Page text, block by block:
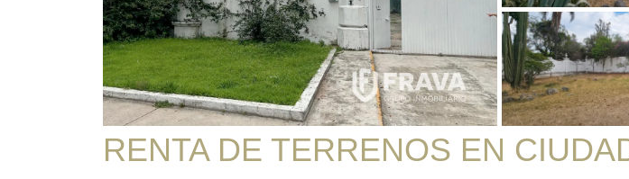
RENTA DE TERRENOS EN